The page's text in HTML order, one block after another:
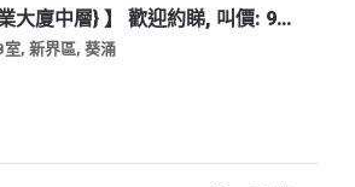
【葵興 {豪華工業大廈中層} 】 歡迎約睇, 叫價: 920萬
, 新界區, 葵涌